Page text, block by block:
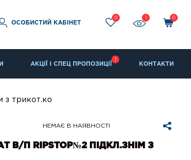
ОСОБИСТИЙ КАБІНЕТ
0 0
АКЦІЇ І СПЕЦ ПРОПОЗИЦІЇ КОНТАКТИ
з трикот.ко
НЕМАЄ В НАЯВНОСТІ
В/П RIPSTOP№2 ПІДКЛ.ЗНІМ З